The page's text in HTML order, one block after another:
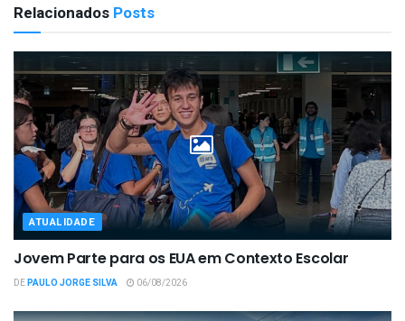
Relacionados Posts
ATUALIDADE
Jovem Parte para os EUA em Contexto Escolar
DEPAULO JORGE SILVA 06/08/2026